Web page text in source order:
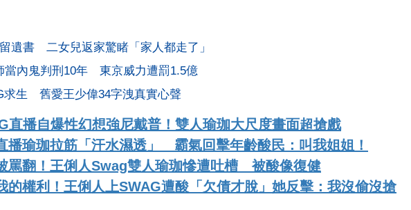
遺書 二女兒返家驚睹「家人都走了」
當內鬼判刑10年 東京威力遭罰1.5億
求生 舊愛王少偉34字洩真實心聲
直播自爆性幻想強尼戴普！雙人瑜珈大尺度畫面超搶戲
播瑜珈拉筋「汗水濕透」 霸氣回擊年齡酸民：叫我姐姐！
罵翻！王俐人Swag雙人瑜珈慘遭吐槽 被酸像復健
的權利！王俐人上SWAG遭酸「欠債才脫」她反擊：我沒偷沒搶